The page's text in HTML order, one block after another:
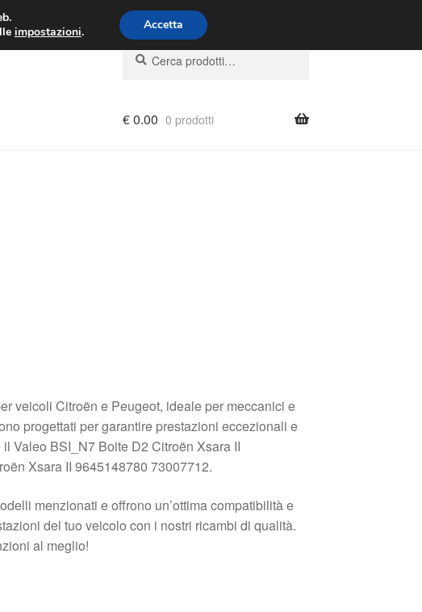
Ven 9:00 - 16:00 800 580 290
Cerca:
Cerca
€0.00 0 prodotti
veicoli Citroën e Peugeot, ideale per meccanici e
progettati per garantire prestazioni eccezionali e
Valeo BSI_N7 Boite D2 Citroën Xsara II
Xsara II 9645148780 73007712.
menzionati e offrono un’ottima compatibilità e
del tuo veicolo con i nostri ricambi di qualità.
al meglio!
impostazioni. Accetta